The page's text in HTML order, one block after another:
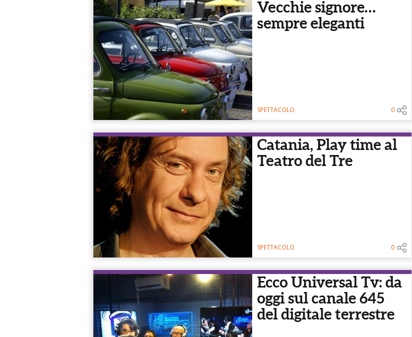
Vecchie signore…
sempre eleganti
SPETTACOLO 0
Catania, Play time al
Teatro del Tre
SPETTACOLO 0
Ecco Universal Tv: da
oggi sul canale 645
del digitale terrestre